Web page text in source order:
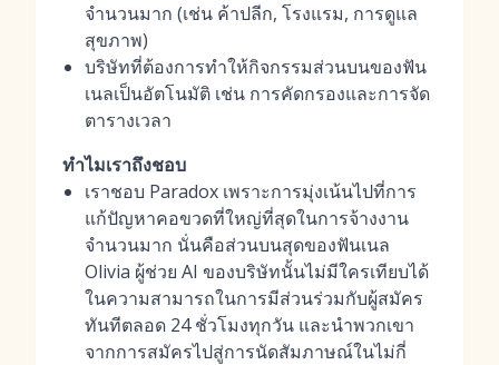
จำนวนมาก (เช่น ค้าปลีก, โรงแรม, การดูแล
สุขภาพ)
บริษัทที่ต้องการทำให้กิจกรรมส่วนบนของฟัน
เนลเป็นอัตโนมัติ เช่น การคัดกรองและการจัด
ตารางเวลา
ทำไมเราถึงชอบ
เราชอบ Paradox เพราะการมุ่งเน้นไปที่การ
แก้ปัญหาคอขวดที่ใหญ่ที่สุดในการจ้างงาน
จำนวนมาก นั่นคือส่วนบนสุดของฟันเนล
Olivia ผู้ช่วย AI ของบริษัทนั้นไม่มีใครเทียบได้
ในความสามารถในการมีส่วนร่วมกับผู้สมัคร
ทันทีตลอด 24 ชั่วโมงทุกวัน และนำพวกเขา
จากการสมัครไปสู่การนัดสัมภาษณ์ในไม่กี่